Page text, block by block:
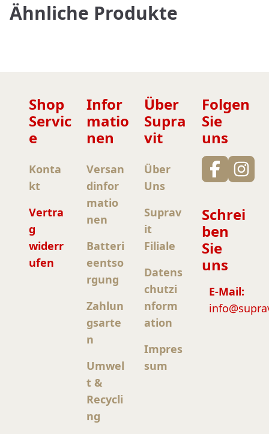
Ähnliche Produkte
Shop
Servic
e
Konta
kt
Vertra
g
widerr
ufen
Infor
matio
nen
Versan
dinfor
matio
nen
Batteri
eentso
rgung
Zahlun
gsarte
n
Umwel
t &
Recycli
ng
Über
Supra
vit
Über
Uns
Suprav
it
Filiale
Datens
chutzi
nform
ation
Impres
sum
Folgen
Sie
uns
Schrei
ben
Sie
uns
E-Mail: